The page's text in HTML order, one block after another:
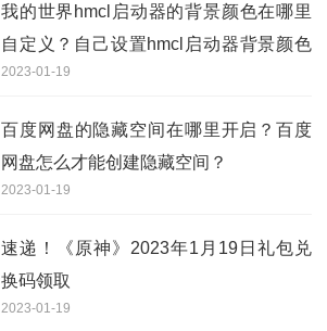
我的世界hmcl启动器的背景颜色在哪里
自定义？自己设置hmcl启动器背景颜色
操作方法
2023-01-19
百度网盘的隐藏空间在哪里开启？百度
网盘怎么才能创建隐藏空间？
2023-01-19
速递！《原神》2023年1月19日礼包兑
换码领取
2023-01-19